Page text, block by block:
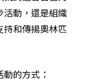
活動，還是組織
持和傳揚奧林匹
的方式：